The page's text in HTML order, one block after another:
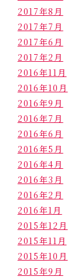
2017年8月
2017年7月
2017年6月
2017年2月
2016年11月
2016年10月
2016年9月
2016年7月
2016年6月
2016年5月
2016年4月
2016年3月
2016年2月
2016年1月
2015年12月
2015年11月
2015年10月
2015年9月